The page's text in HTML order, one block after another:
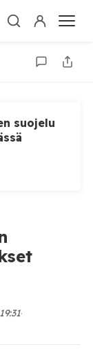
suojelu
·